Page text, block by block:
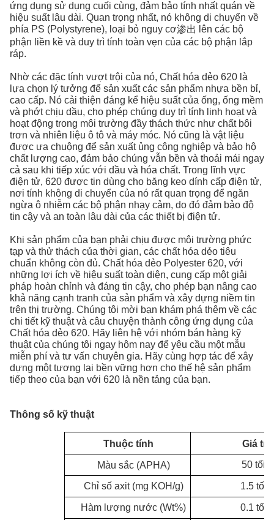
ứng dụng sử dụng cuối cùng, đảm bảo tính nhất quán về
hiệu suất lâu dài. Quan trọng nhất, nó không di chuyển về
phía PS (Polystyrene), loại bỏ nguy cơ渗出 lên các bộ
phận liền kề và duy trì tính toàn vẹn của các bộ phận lắp
ráp.
Nhờ các đặc tính vượt trội của nó, Chất hóa dẻo 620 là
lựa chọn lý tưởng để sản xuất các sản phẩm nhựa bền bỉ,
cao cấp. Nó cải thiện đáng kể hiệu suất của ống, ống mềm
và phớt chịu dầu, cho phép chúng duy trì tính linh hoạt và
hoạt động trong môi trường đầy thách thức như chất bôi
trơn và nhiên liệu ô tô và máy móc. Nó cũng là vật liệu
được ưa chuộng để sản xuất ủng công nghiệp và bảo hộ
chất lượng cao, đảm bảo chúng vẫn bền và thoải mái ngay
cả sau khi tiếp xúc với dầu và hóa chất. Trong lĩnh vực
điện tử, 620 được tin dùng cho băng keo dính cấp điện tử,
nơi tính không di chuyển của nó rất quan trọng để ngăn
ngừa ô nhiễm các bộ phận nhạy cảm, do đó đảm bảo độ
tin cậy và an toàn lâu dài của các thiết bị điện tử.
Khi sản phẩm của bạn phải chịu được môi trường phức
tạp và thử thách của thời gian, các chất hóa dẻo tiêu
chuẩn không còn đủ. Chất hóa dẻo Polyester 620, với
những lợi ích về hiệu suất toàn diện, cung cấp một giải
pháp hoàn chỉnh và đáng tin cậy, cho phép bạn nâng cao
khả năng cạnh tranh của sản phẩm và xây dựng niềm tin
trên thị trường. Chúng tôi mời bạn khám phá thêm về các
chi tiết kỹ thuật và câu chuyện thành công ứng dụng của
Chất hóa dẻo 620. Hãy liên hệ với nhóm bán hàng kỹ
thuật của chúng tôi ngay hôm nay để yêu cầu một mẫu
miễn phí và tư vấn chuyên gia. Hãy cùng hợp tác để xây
dựng một tương lai bền vững hơn cho thế hệ sản phẩm
tiếp theo của bạn với 620 là nền tảng của bạn.
Thông số kỹ thuật
Thuộc tính Giá trị
Màu sắc (APHA) 50 tối
Chỉ số axit (mg KOH/g) 1.5 tối
Hàm lượng nước (Wt%) 0.1 tối